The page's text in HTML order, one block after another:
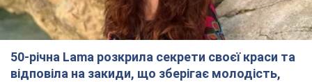
50-річна Lama розкрила секрети своєї краси та
відповіла на закиди, що зберігає молодість,